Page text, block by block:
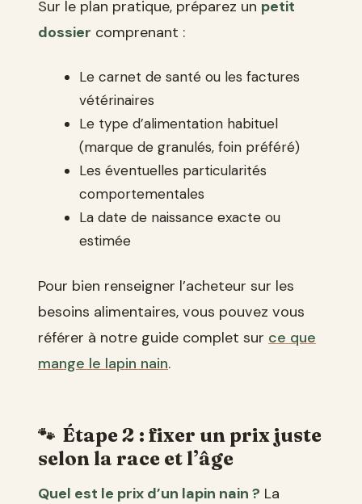
Sur le plan pratique, préparez un petit
dossier comprenant :
Le carnet de santé ou les factures
vétérinaires
Le type d’alimentation habituel
(marque de granulés, foin préféré)
Les éventuelles particularités
comportementales
La date de naissance exacte ou
estimée
Pour bien renseigner l’acheteur sur les
besoins alimentaires, vous pouvez vous
référer à notre guide complet sur ce que
mange le lapin nain.
Étape 2 : fixer un prix juste
selon la race et l’âge
Quel est le prix d’un lapin nain ? La